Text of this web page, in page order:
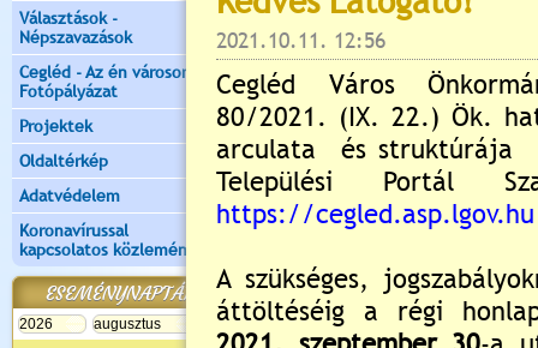
Választások -
Népszavazások
Cegléd - Az én városom -
Fotópályázat
Projektek
Oldaltérkép
Adatvédelem
Koronavírussal
kapcsolatos közlemények
ESEMÉNYNAPTÁR
Új hozzászólás:
Kérjük jelentkezzen be,